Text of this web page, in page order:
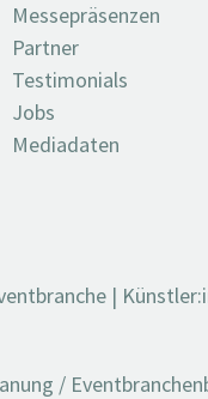
Messepräsenzen
Partner
Testimonials
Jobs
Mediadaten
|
/